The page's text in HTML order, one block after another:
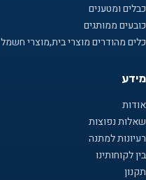
כבלים ומטענים
כובעים ממותגים
כלים מהודרים מוצרי בית,מוצרי חשמל
מידע
אודות
שאלות נפוצות
רעיונות למתנה
בין לקוחותינו
תקנון